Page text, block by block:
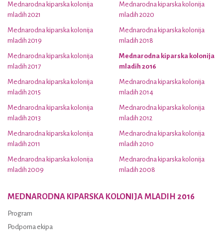
Mednarodna kiparska kolonija
mladih 2021
Mednarodna kiparska kolonija
mladih 2020
Mednarodna kiparska kolonija
mladih 2019
Mednarodna kiparska kolonija
mladih 2018
Mednarodna kiparska kolonija
mladih 2017
Mednarodna kiparska kolonija
mladih 2016
Mednarodna kiparska kolonija
mladih 2015
Mednarodna kiparska kolonija
mladih 2014
Mednarodna kiparska kolonija
mladih 2013
Mednarodna kiparska kolonija
mladih 2012
Mednarodna kiparska kolonija
mladih 2011
Mednarodna kiparska kolonija
mladih 2010
Mednarodna kiparska kolonija
mladih 2009
Mednarodna kiparska kolonija
mladih 2008
MEDNARODNA KIPARSKA KOLONIJA MLADIH 2016
Program
Podporna ekipa